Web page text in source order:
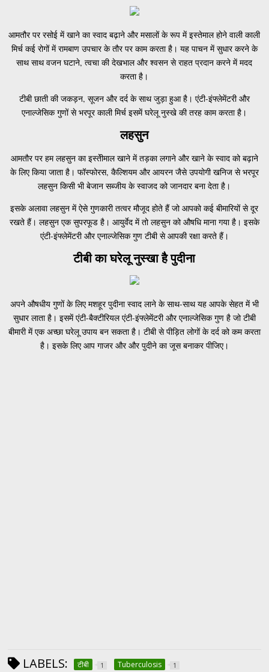
आमतौर पर रसोई में खाने का स्वाद बढ़ाने और मसालों के रूप में इस्तेमाल होने वाली काली
मिर्च कई रोगों में रामबाण उपचार के तौर पर काम करता है। यह पाचन में सुधार करने के
साथ साथ वजन घटाने, त्वचा की देखभाल और श्वसन से राहत प्रदान करने में मदद
करता है।
टीबी छाती की जकड़न, सूजन और दर्द के साथ जुड़ा हुआ है। एंटी-इंफ्लेमेंटरी और
एनाल्जेसिक गुणों से भरपूर काली मिर्च इसमें घरेलू नुस्खे की तरह काम करता है।
लहसुन
आमतौर पर हम लहसुन का इस्तेीमाल खाने में तड़का लगाने और खाने के स्वाद को बढ़ाने
के लिए किया जाता है। फॉस्फोरस, कैल्शियम और आयरन जैसे उपयोगी खनिज से भरपूर
लहसुन किसी भी बेजान सब्जीय के स्वाजद को जानदार बना देता है।
इसके अलावा लहसुन में ऐसे गुणकारी तत्वर मौजूद होते हैं जो आपको कई बीमारियों से दूर
रखते हैं। लहसुन एक सुपरफूड है। आयुर्वेद में तो लहसुन को औषधि माना गया है। इसके
एंटी-इंफ्लेमेंटरी और एनाल्जेसिक गुण टीबी से आपकी रक्षा करते हैं।
टीबी का घरेलू नुस्खा है पुदीना
अपने औषधीय गुणों के लिए मशहूर पुदीना स्वाद लाने के साथ-साथ यह आपके सेहत में भी
सुधार लाता है। इसमें एंटी-बैक्टीरियल एंटी-इंफ्लेमेंटरी और एनाल्जेसिक गुण है जो टीबी
बीमारी में एक अच्छा घरेलू उपाय बन सकता है। टीबी से पीड़ित लोगों के दर्द को कम करता
है। इसके लिए आप गाजर और और पुदीने का जूस बनाकर पीजिए।
LABELS: टीबी 1 Tuberculosis 1